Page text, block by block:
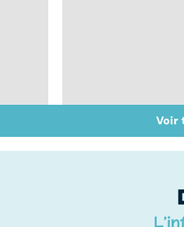
Un rhume, ça se
soigne ?
Voir